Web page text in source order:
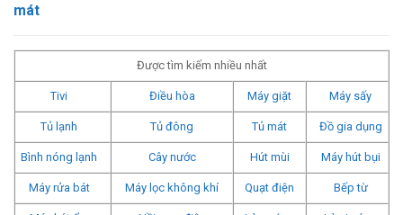
mát
Được tìm kiếm nhiều nhất
Tivi Điều hòa Máy giặt Máy sấy
Tủ lạnh Tủ đông Tủ mát Đồ gia dụng
Bình nóng lạnh Cây nước Hút mùi Máy hút bụi
Máy rửa bát Máy lọc không khí Quạt điện Bếp từ